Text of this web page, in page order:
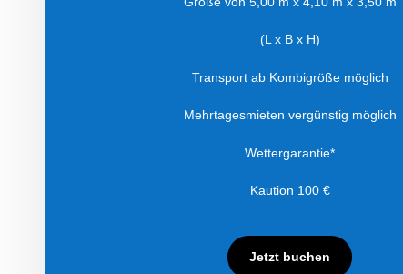
(L x B x H)
Transport ab Kombigröße möglich
Mehrtagesmieten vergünstig möglich
Wettergarantie*
Kaution 100 €
Jetzt buchen